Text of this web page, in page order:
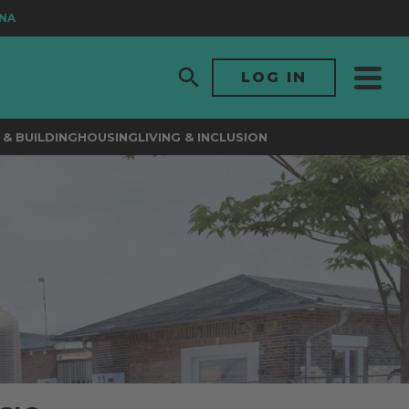
LOG IN
BUILDINGHOUSINGLIVING & INCLUSION